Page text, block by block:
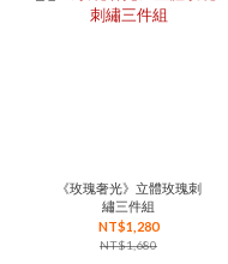
《玫瑰奢光》立體玫瑰刺
繡三件組
NT$1,280
NT$1,680